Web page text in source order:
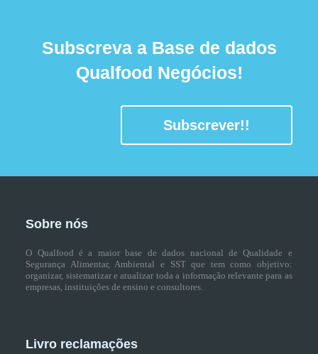
Subscreva a Base de dados
Qualfood Negócios!
Subscrever!!
Sobre nós
O Qualfood é a maior base de dados nacional de Qualidade e
Segurança Alimentar, Ambiental e SST que tem como objetivo:
organizar, sistematizar e atualizar toda a informação relevante para as
empresas, instituições de ensino e consultores.
Livro reclamações